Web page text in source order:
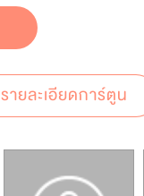
รายละเอียดการ์ตูน